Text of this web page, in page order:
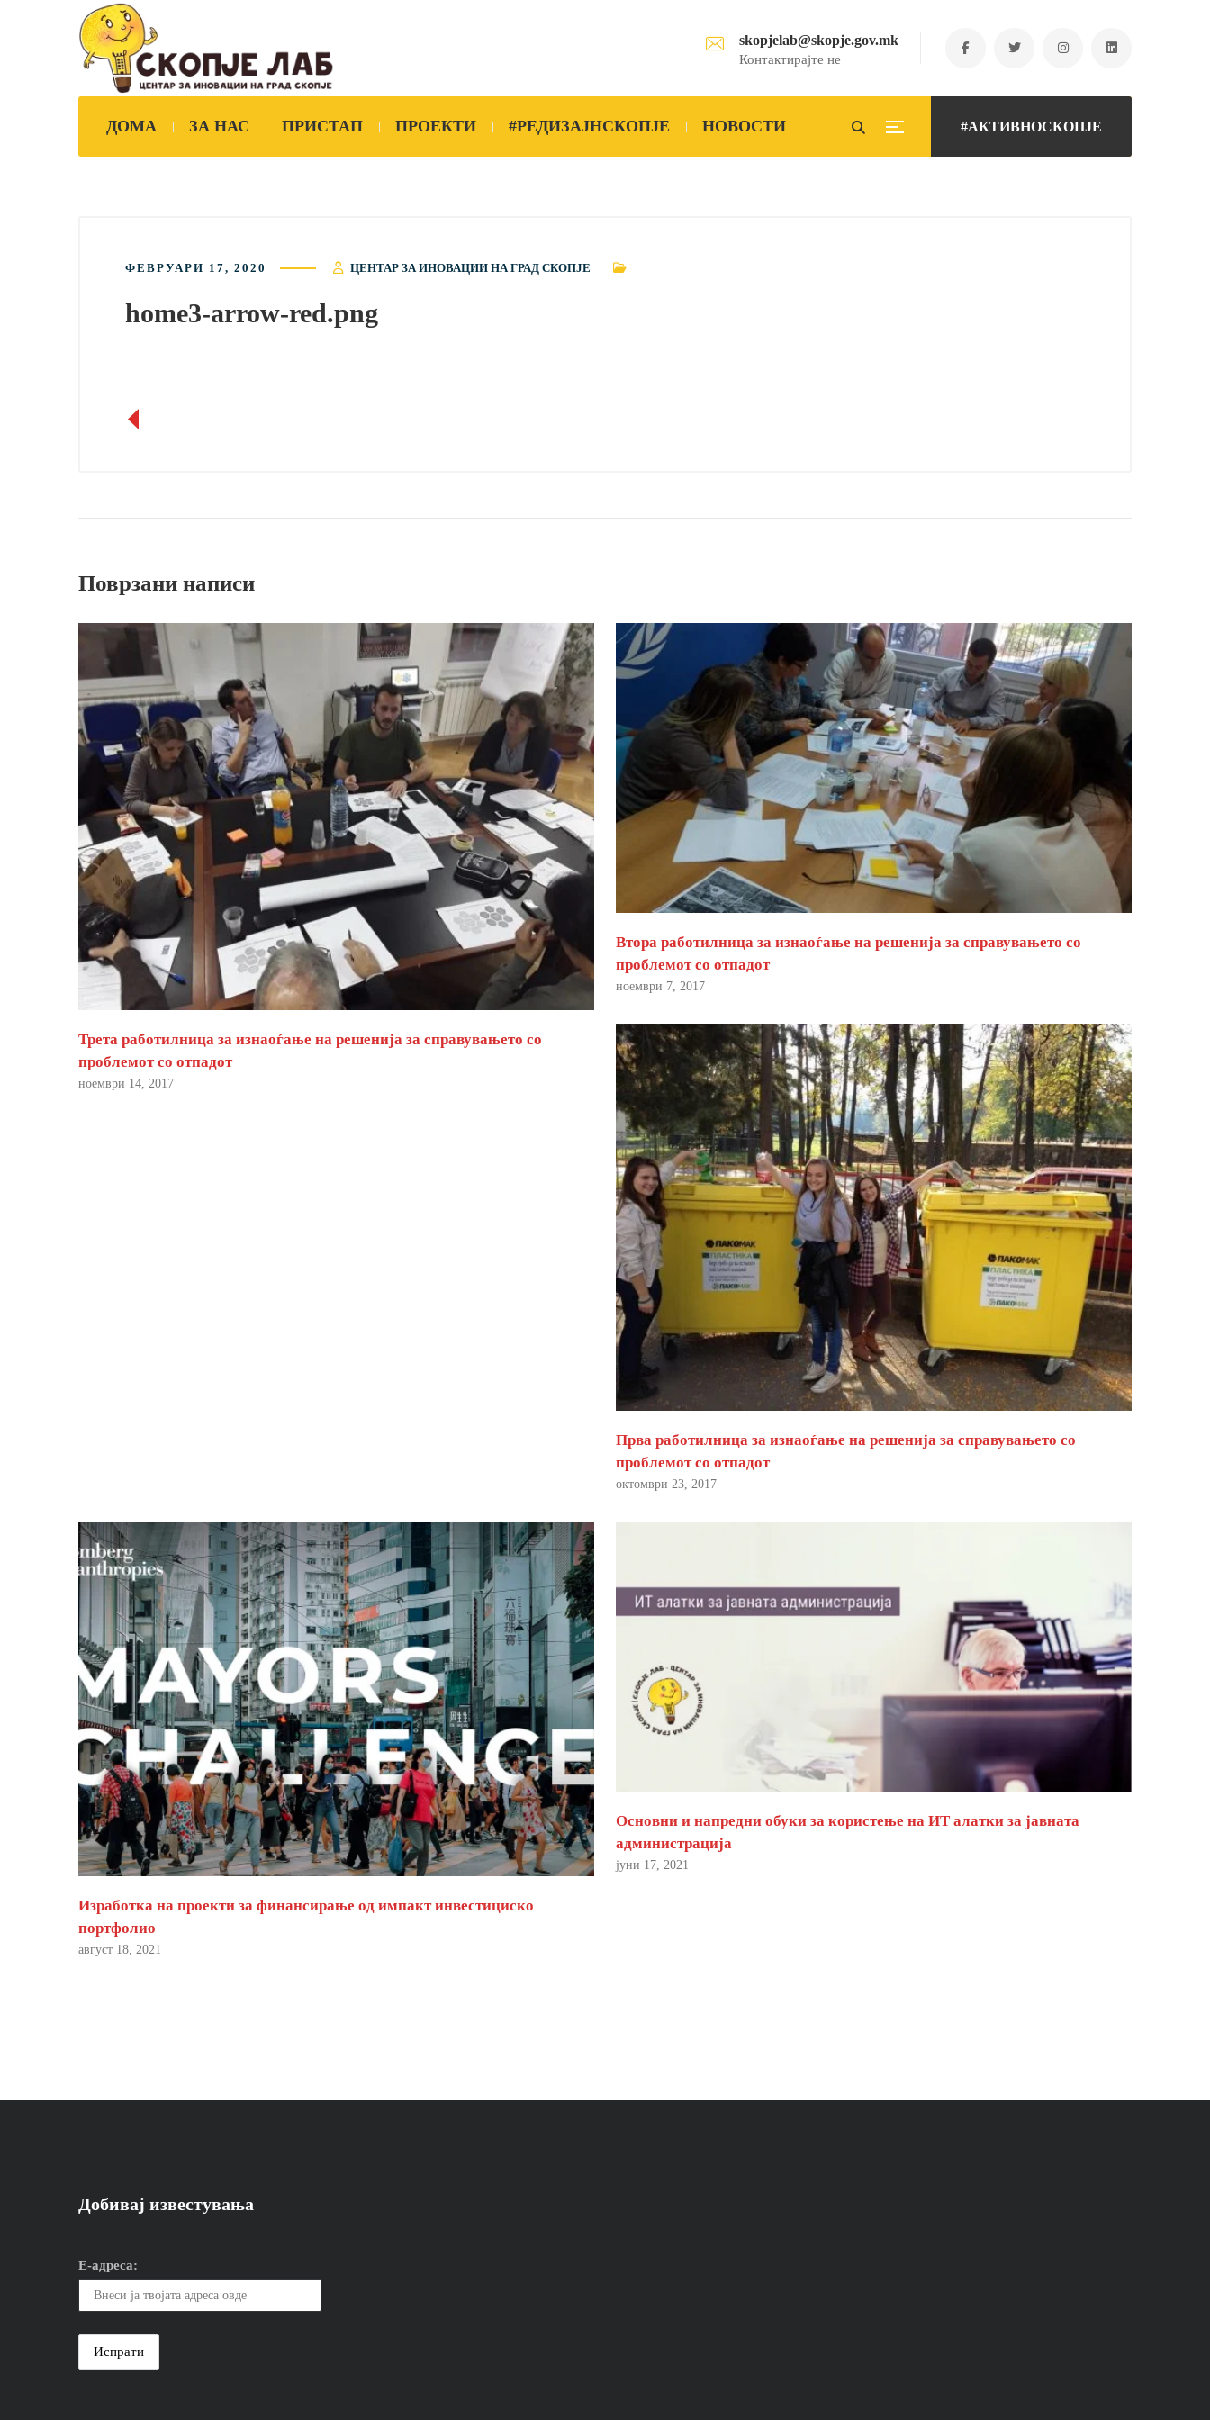
skopjelab@skopje.gov.mk
Контактирајте не
#АКТИВНОСКОПЈЕ
ДОМА ЗА НАС ПРИСТАП ПРОЕКТИ #РЕДИЗАЈНСКОПЈЕ НОВОСТИ
ФЕВРУАРИ 17, 2020 ЦЕНТАР ЗА ИНОВАЦИИ НА ГРАД СКОПЈЕ
home3-arrow-red.png
Поврзани написи
Трета работилница за изнаоѓање на решенија за справувањето со
проблемот со отпадот
ноември 14, 2017
Втора работилница за изнаоѓање на решенија за справувањето со
проблемот со отпадот
ноември 7, 2017
Прва работилница за изнаоѓање на решенија за справувањето со
проблемот со отпадот
октомври 23, 2017
Изработка на проекти за финансирање од импакт инвестициско
портфолио
август 18, 2021
Основни и напредни обуки за користење на ИТ алатки за јавната
администрација
јуни 17, 2021
Добивај известувања
Е-адреса: